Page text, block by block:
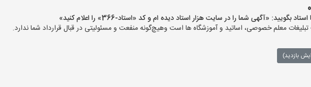
«آگهی شما را در سایت هزار استاد دیده ام و کد «استاد-366» را اعلام کنید»
معلم خصوصی، اساتید و آموزشگاه ها است وهیچ‌گونه منفعت و مسئولیتی در قبال قرارداد شما ندارد.
بازدید)